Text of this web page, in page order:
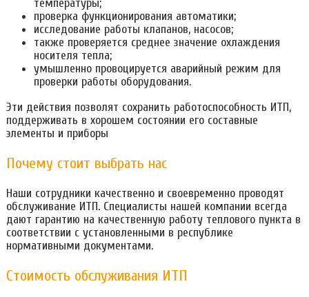
температуры;
проверка функционирования автоматики;
исследование работы клапанов, насосов;
также проверяется среднее значение охлаждения
носителя тепла;
умышленно провоцируется аварийный режим для
проверки работы оборудования.
Эти действия позволят сохранить работоспособность ИТП,
поддерживать в хорошем состоянии его составные
элементы и приборы
Почему стоит выбрать нас
Наши сотрудники качественно и своевременно проводят
обслуживание ИТП. Специалисты нашей компании всегда
дают гарантию на качественную работу теплового пункта в
соответствии с установленными в республике
нормативными документами.
Стоимость обслуживания ИТП